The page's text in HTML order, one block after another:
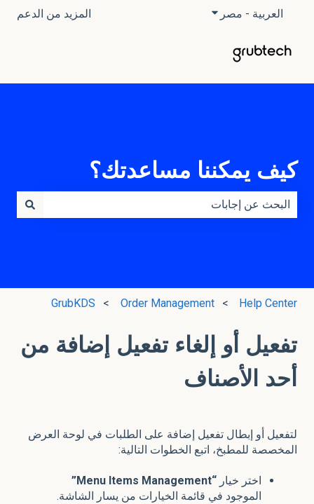
العربية - مصر إظهار القائمة الفرعية للترجماتالمزيد من الدعم
كيف يمكننا مساعدتك؟
Help Center
Order Management
GrubKDS
تفعيل أو إلغاء تفعيل إضافة من
أحد الأصناف
لتفعيل أو إبطال تفعيل إضافة على الطلبات في لوحة العرض
المخصصة للمطبخ، اتبع الخطوات التالية:
اختر خيار“
Menu Items Management”
الموجود في قائمة الخيارات من يسار الشاشة.